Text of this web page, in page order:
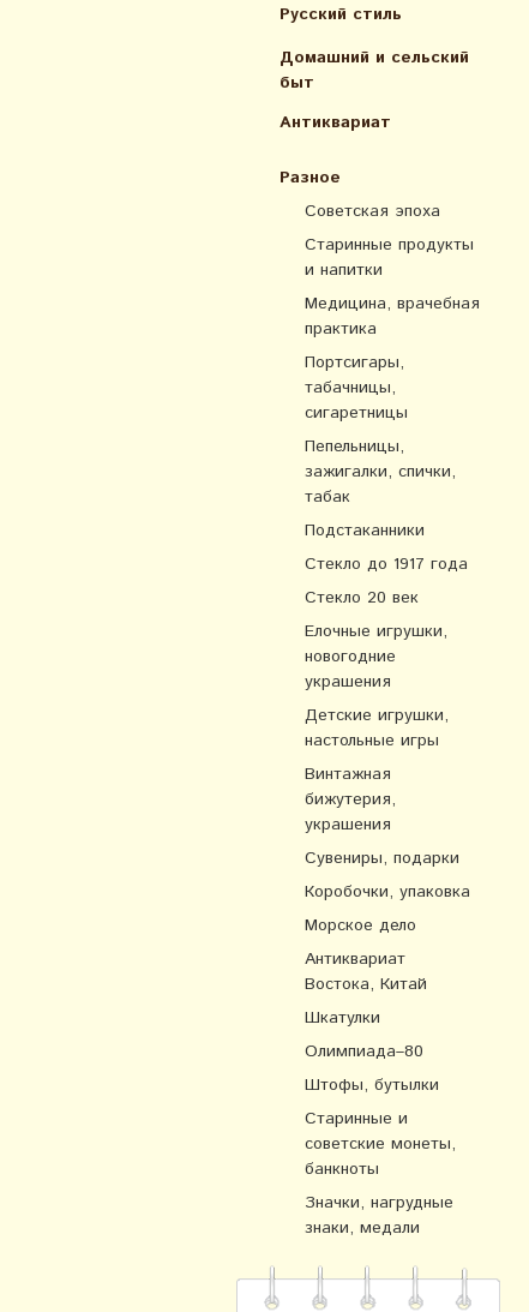
Русский стиль
Домашний и сельский
быт
Антиквариат
Разное
Советская эпоха
Старинные продукты
и напитки
Медицина, врачебная
практика
Портсигары,
табачницы,
сигаретницы
Пепельницы,
зажигалки, спички,
табак
Подстаканники
Стекло до 1917 года
Стекло 20 век
Елочные игрушки,
новогодние
украшения
Детские игрушки,
настольные игры
Винтажная
бижутерия,
украшения
Сувениры, подарки
Коробочки, упаковка
Морское дело
Антиквариат
Востока, Китай
Шкатулки
Олимпиада–80
Штофы, бутылки
Старинные и
советские монеты,
банкноты
Значки, нагрудные
знаки, медали